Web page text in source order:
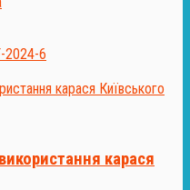
2024-6
карася